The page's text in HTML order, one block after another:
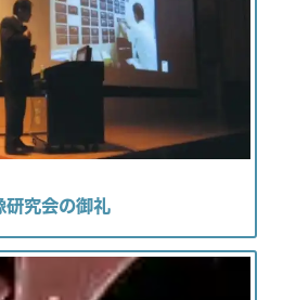
究会の御礼